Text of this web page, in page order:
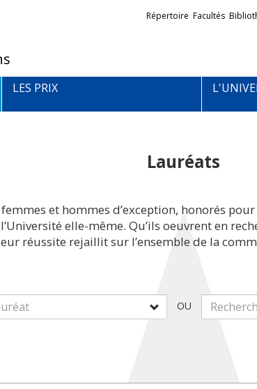
Liens
externes
Répertoire Facultés
LES PRIX
Lauréats
et hommes d’exception, honorés
elle-même. Qu’ils oeuvrent en
réussite rejaillit sur l’ensemble de la
OU